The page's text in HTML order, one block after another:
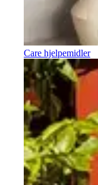
Care hjelpemidler